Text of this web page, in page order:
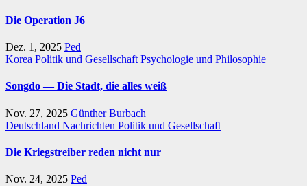
Die Operation J6
Dez. 1, 2025 Ped
Korea Politik und Gesellschaft Psychologie und Philosophie
Songdo — Die Stadt, die alles weiß
Nov. 27, 2025 Günther Burbach
Deutschland Nachrichten Politik und Gesellschaft
Die Kriegstreiber reden nicht nur
Nov. 24, 2025 Ped